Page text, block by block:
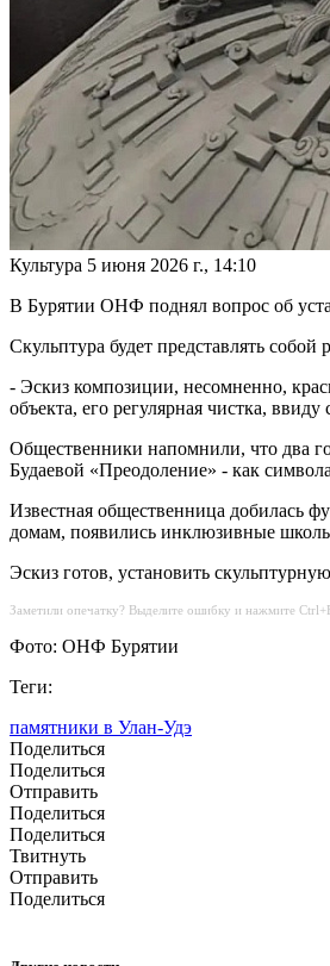
Культура 5 июня 2026 г., 14:10
В Бурятии ОНФ поднял вопрос об
Скульптура будет представлять
- Эскиз композиции, несомненно,
объекта, его регулярная чистка,
Общественники напомнили, что два
Будаевой «Преодоление» - как
Известная общественница добилась
домам, появились инклюзивные
Эскиз готов, установить
Заметили опечатку? Выделите ошибку и нажмите
Фото: ОНФ Бурятии
Теги:
памятники в Улан-Удэ
Поделиться
Поделиться
Отправить
Поделиться
Поделиться
Твитнуть
Отправить
Поделиться